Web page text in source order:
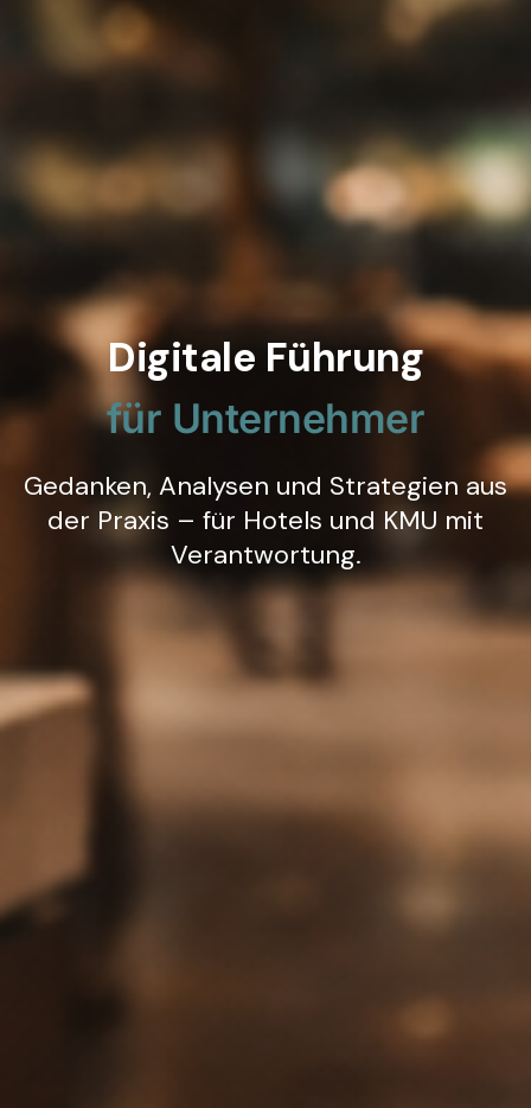
Digitale Führung
für Unternehmer
Gedanken, Analysen und Strategien aus
der Praxis – für Hotels und KMU mit
Verantwortung.